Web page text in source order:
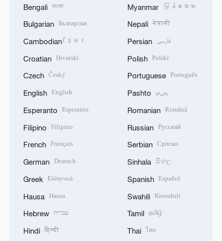
Bengali বাংলা
Bulgarian Български
Cambodian ខ្មែរ
Croatian Hrvatski
Czech Český
English English
Esperanto Esperanto
Filipino Filipino
French Français
German Deutsch
Greek Ελληνικά
Hausa Hausa
Hebrew עברית
Hindi हिन्दी
Myanmar မြန်မာဘာသာ
Nepali नेपाली
Persian فارسی
Polish Polski
Portuguese Português
Pashto پښتو
Romanian Română
Russian Русский
Serbian Српски
Sinhala සිංහල
Spanish Español
Swahili Kiswahili
Tamil தமிழ்
Thai ไทย